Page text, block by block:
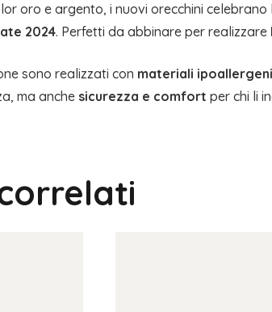
oro e argento, i nuovi orecchini
2024. Perfetti da abbinare per realizzare
sono realizzati con materiali
ma anche sicurezza e comfort per chi li